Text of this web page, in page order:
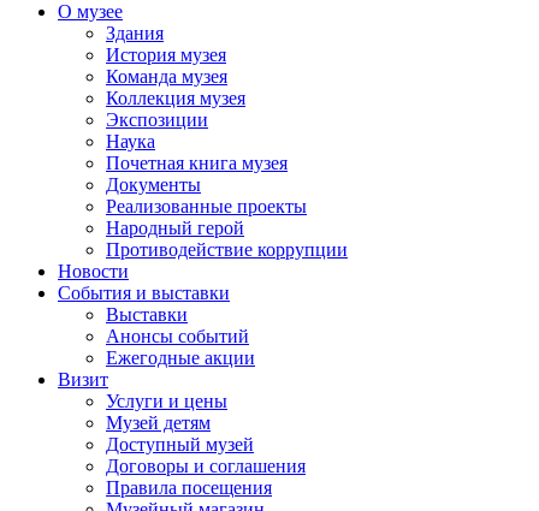
О музее
Здания
История музея
Команда музея
Коллекция музея
Экспозиции
Наука
Почетная книга музея
Документы
Реализованные проекты
Народный герой
Противодействие коррупции
Новости
События и выставки
Выставки
Анонсы событий
Ежегодные акции
Визит
Услуги и цены
Музей детям
Доступный музей
Договоры и соглашения
Правила посещения